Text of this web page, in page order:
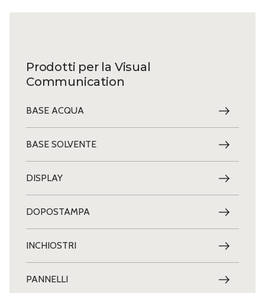
Prodotti per la Visual
Communication
BASE ACQUA
BASE SOLVENTE
DISPLAY
DOPOSTAMPA
INCHIOSTRI
PANNELLI